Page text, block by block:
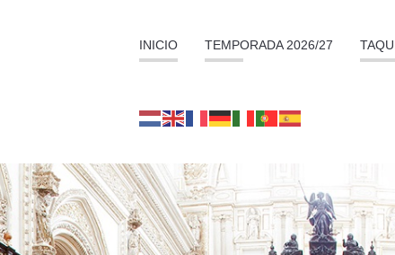
INICIO TEMPORADA 2026/27